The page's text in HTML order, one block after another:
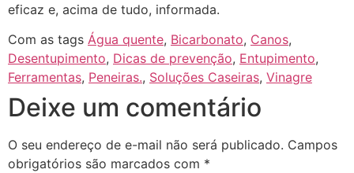
eficaz e, acima de tudo, informada.
Com as tags Água quente, Bicarbonato, Canos,
Desentupimento, Dicas de prevenção, Entupimento,
Ferramentas, Peneiras., Soluções Caseiras, Vinagre
Deixe um comentário
O seu endereço de e-mail não será publicado. Campos
obrigatórios são marcados com *